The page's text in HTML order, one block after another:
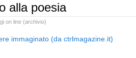
alla poesia
on line (archivio)
immaginato (da ctrlmagazine.it)